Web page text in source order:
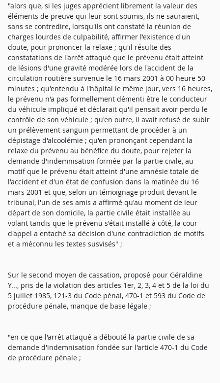
"alors que, si les juges apprécient librement la valeur des
éléments de preuve qui leur sont soumis, ils ne sauraient,
sans se contredire, lorsqu'ils ont constaté la réunion de
charges lourdes de culpabilité, affirmer l'existence d'un
doute, pour prononcer la relaxe ; qu'il résulte des
constatations de l'arrêt attaqué que le prévenu était atteint
de lésions d'une gravité modérée lors de l'accident de la
circulation routière survenue le 16 mars 2001 à 00 heure 50
minutes ; qu'entendu à l'hôpital le même jour, vers 16 heures,
le prévenu n'a pas formellement démenti être le conducteur
du véhicule impliqué et déclarait qu'il pensait avoir perdu le
contrôle de son véhicule ; qu'en outre, il avait refusé de subir
un prélèvement sanguin permettant de procéder à un
dépistage d'alcoolémie ; qu'en prononçant cependant la
relaxe du prévenu au bénéfice du doute, pour rejeter la
demande d'indemnisation formée par la partie civile, au
motif que le prévenu était atteint d'une amnésie totale de
l'accident et d'un état de confusion dans la matinée du 16
mars 2001 et que, selon un témoignage produit devant le
tribunal, l'un de ses amis a affirmé qu'au moment de leur
départ de son domicile, la partie civile était installée au
volant tandis que le prévenu s'était installé à côté, la cour
d'appel a entaché sa décision d'une contradiction de motifs
et a méconnu les textes susvisés" ;
Sur le second moyen de cassation, proposé pour Géraldine
Y..., pris de la violation des articles 1er, 2, 3, 4 et 5 de la loi du
5 juillet 1985, 121-3 du Code pénal, 470-1 et 593 du Code de
procédure pénale, manque de base légale ;
"en ce que l'arrêt attaqué a débouté la partie civile de sa
demande d'indemnisation fondée sur l'article 470-1 du Code
de procédure pénale ;